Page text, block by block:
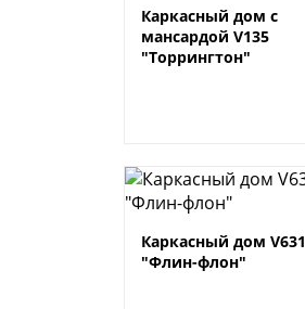
Каркасный дом с
мансардой V135
"Торрингтон"
Каркасный дом V631
"Флин-флон"